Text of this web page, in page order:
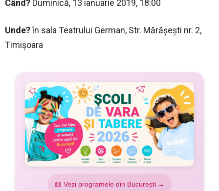
Când? Duminică, 13 ianuarie 2019, 18:00
Unde?în sala Teatrului German, Str. Mărășești nr. 2,
Timișoara
📖 Vezi programele din București →